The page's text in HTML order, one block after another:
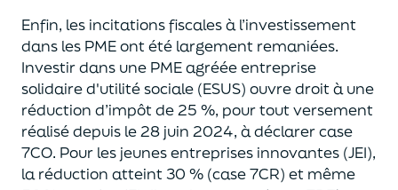
Enfin, les incitations fiscales à l’investissement
dans les PME ont été largement remaniées.
Investir dans une PME agréée entreprise
solidaire d'utilité sociale (ESUS) ouvre droit à une
réduction d’impôt de 25 %, pour tout versement
réalisé depuis le 28 juin 2024, à déclarer case
7CO. Pour les jeunes entreprises innovantes (JEI),
la réduction atteint 30 % (case 7CR) et même